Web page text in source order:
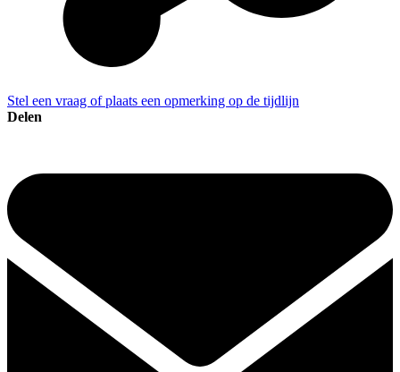
Stel een vraag of plaats een opmerking op de tijdlijn
Delen